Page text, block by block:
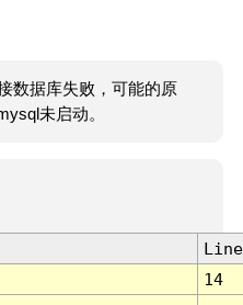
数据库失败，可能的原
未启动。
Line
14